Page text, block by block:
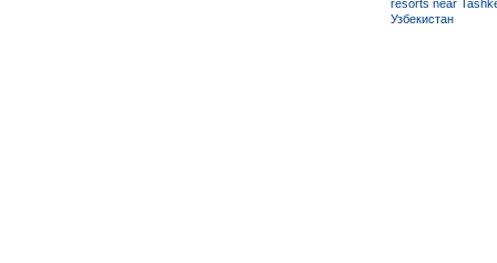
resorts near
Узбекистан